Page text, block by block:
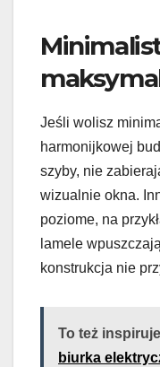
Jeśli wolisz
harmonijkowej
szyby, nie
wizualnie okna.
poziome, na
lamele
konstrukcja nie
To też inspiruje
biurka